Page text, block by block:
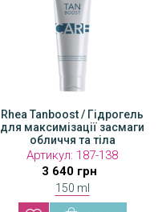
Rhea Tanboost / Гідрогель
для максимізації засмаги
обличчя та тіла
Артикул: 187-138
3 640 грн
150 ml
Vivant Day Treatment Lotion
SPF 15 w/ Zinc Peptides /
Денний лосьйон
Артикул:255-042
13 460 грн